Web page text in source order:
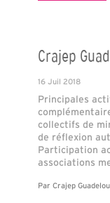
Crajep
16 Juil 2018
Principales
collectifs de
de réflexion
Participation
associations
Par Crajep